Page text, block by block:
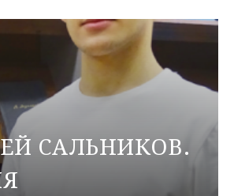
САЛЬНИКОВ.